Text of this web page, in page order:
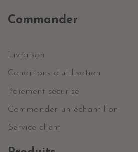
Commander
Livraison
Conditions d'utilisation
Paiement sécurisé
Commander un échantillon
Service client